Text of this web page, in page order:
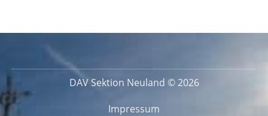
DAV Sektion Neuland © 2026
Impressum